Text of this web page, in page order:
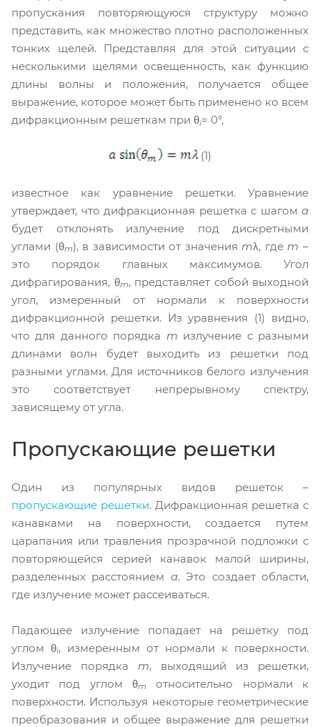
пропускания повторяющуюся структуру можно
представить, как множество плотно расположенных
тонких щелей. Представляя для этой ситуации с
несколькими щелями освещенность, как функцию
длины волны и положения, получается общее
выражение, которое может быть применено ко всем
дифракционным решеткам при θi= 0°,
(1)
известное как уравнение решетки. Уравнение
утверждает, что дифракционная решетка с шагом a
будет отклонять излучение под дискретными
углами (θm), в зависимости от значения mλ, где m –
это порядок главных максимумов. Угол
дифрагирования, θm, представляет собой выходной
угол, измеренный от нормали к поверхности
дифракционной решетки. Из уравнения (1) видно,
что для данного порядка m излучение с разными
длинами волн будет выходить из решетки под
разными углами. Для источников белого излучения
это соответствует непрерывному спектру,
зависящему от угла.
Пропускающие решетки
Один из популярных видов решеток –
пропускающие решетки. Дифракционная решетка с
канавками на поверхности, создается путем
царапания или травления прозрачной подложки с
повторяющейся серией канавок малой ширины,
разделенных расстоянием a. Это создает области,
где излучение может рассеиваться.
Падающее излучение попадает на решетку под
углом θi, измеренным от нормали к поверхности.
Излучение порядка m, выходящий из решетки,
уходит под углом θm
относительно нормали к
поверхности. Используя некоторые геометрические
преобразования и общее выражение для решетки